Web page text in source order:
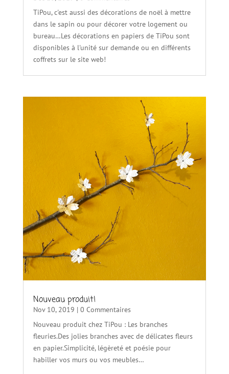
TiPou, c'est aussi des décorations de noël à mettre
dans le sapin ou pour décorer votre logement ou
bureau…Les décorations en papiers de TiPou sont
disponibles à l'unité sur demande ou en différents
coffrets sur le site web!
Nouveau produit!
Nov 10, 2019 | 0 Commentaires
Nouveau produit chez TiPou : Les branches
fleuries.Des jolies branches avec de délicates fleurs
en papier.Simplicité, légèreté et poésie pour
habiller vos murs ou vos meubles…